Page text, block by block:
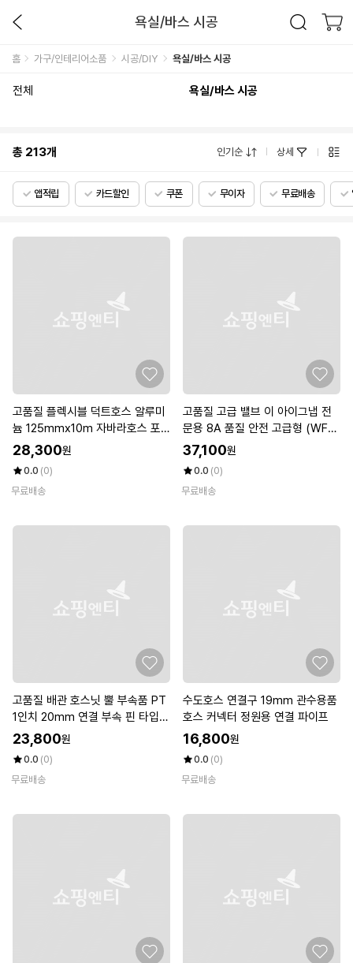
욕실/바스 시공
홈 가구/인테리어소품 시공/DIY 욕실/바스 시공
전체 욕실/바스 시공
총 213개 인기순 상세
앱적립 카드할인 쿠폰 무이자 무료배송
고품질 플렉시블 덕트호스 알루미
늄 125mmx10m 자바라호스 포
터블팬 (WFJ2U0Q)
28,300원
0.0 (0)
무료배송
고품질 고급 밸브 이 아이그냅 전
문용 8A 품질 안전 고급형 (WFK
KMBE)
37,100원
0.0 (0)
무료배송
고품질 배관 호스닛 뿔 부속품 PT
1인치 20mm 연결 부속 핀 타입
(WFKKK1O)
23,800원
0.0 (0)
무료배송
수도호스 연결구 19mm 관수용품
호스 커넥터 정원용 연결 파이프
16,800원
0.0 (0)
무료배송